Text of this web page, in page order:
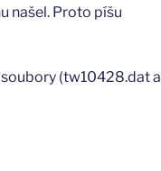
našel. Proto píšu
(tw10428.dat a